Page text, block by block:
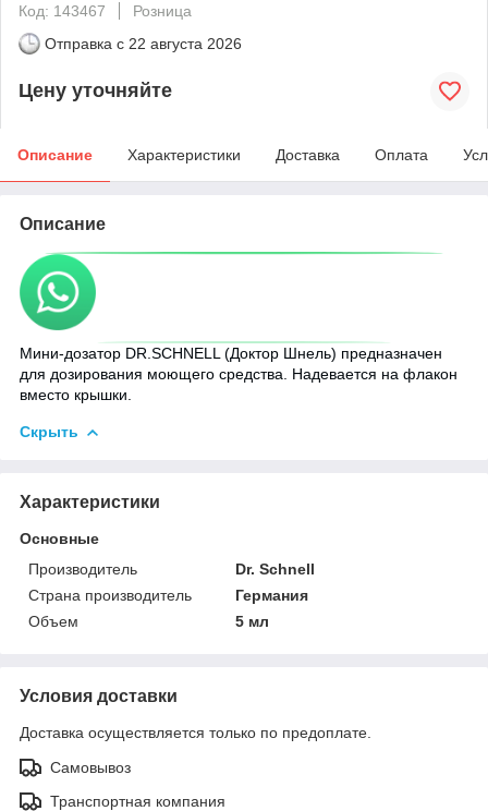
Код: 143467
Розница
Отправка с 22 августа 2026
Цену уточняйте
Описание Характеристики Доставка Оплата
Описание
Мини-дозатор DR.SCHNELL (Доктор Шнель) предназначен
для дозирования моющего средства. Надевается на флакон
вместо крышки.
Скрыть
Характеристики
Основные
Производитель
Dr. Schnell
Страна производитель
Германия
Объем
5 мл
Условия доставки
Доставка осуществляется только по предоплате.
Самовывоз
Транспортная компания